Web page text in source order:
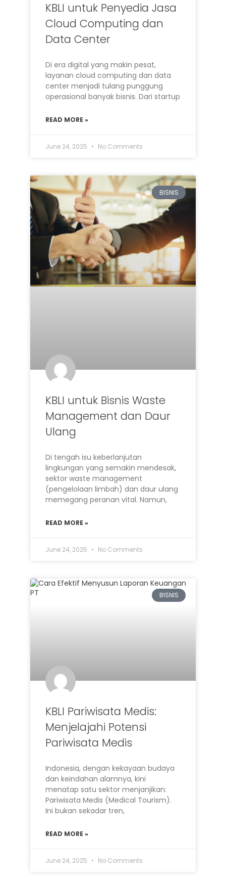
KBLI untuk Penyedia Jasa
Cloud Computing dan
Data Center
Di era digital yang makin pesat,
layanan cloud computing dan data
center menjadi tulang punggung
operasional banyak bisnis. Dari startup
READ MORE »
June 24, 2025 No Comments
BISNIS
KBLI untuk Bisnis Waste
Management dan Daur
Ulang
Di tengah isu keberlanjutan
lingkungan yang semakin mendesak,
sektor waste management
(pengelolaan limbah) dan daur ulang
memegang peranan vital. Namun,
READ MORE »
June 24, 2025 No Comments
BISNIS
KBLI Pariwisata Medis:
Menjelajahi Potensi
Pariwisata Medis
Indonesia, dengan kekayaan budaya
dan keindahan alamnya, kini
menatap satu sektor menjanjikan:
Pariwisata Medis (Medical Tourism).
Ini bukan sekadar tren,
READ MORE »
June 24, 2025 No Comments